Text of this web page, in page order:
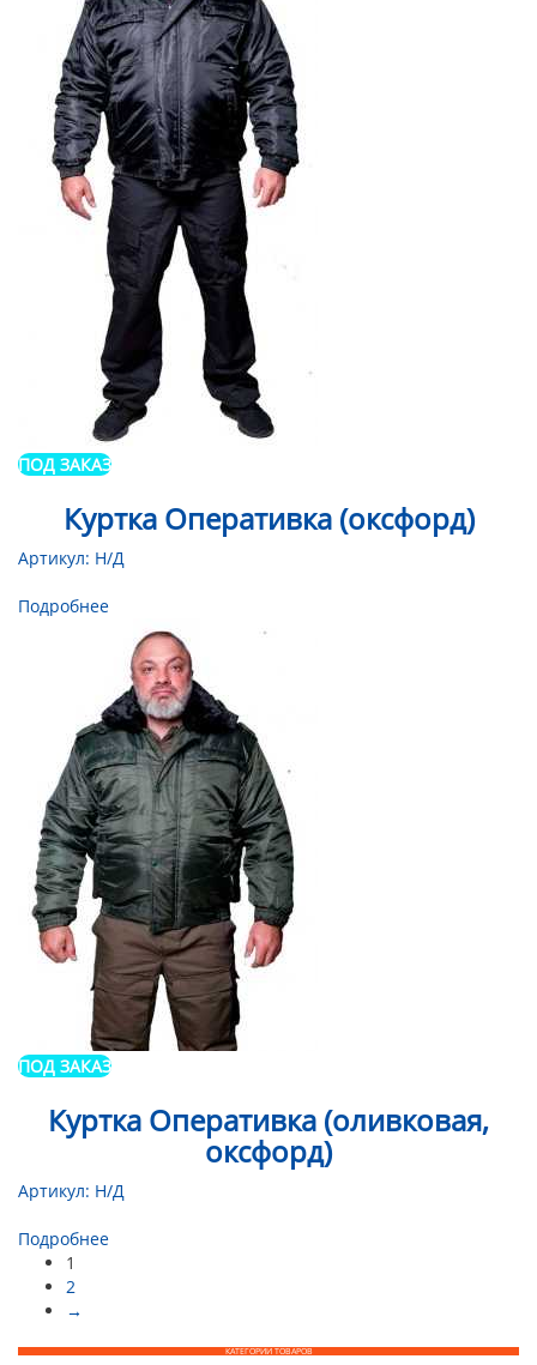
ПОД ЗАКАЗ
Куртка Оперативка (оксфорд)
Артикул: Н/Д
Подробнее
ПОД ЗАКАЗ
Куртка Оперативка (оливковая,
оксфорд)
Артикул: Н/Д
Подробнее
1
2
→
КАТЕГОРИИ ТОВАРОВ